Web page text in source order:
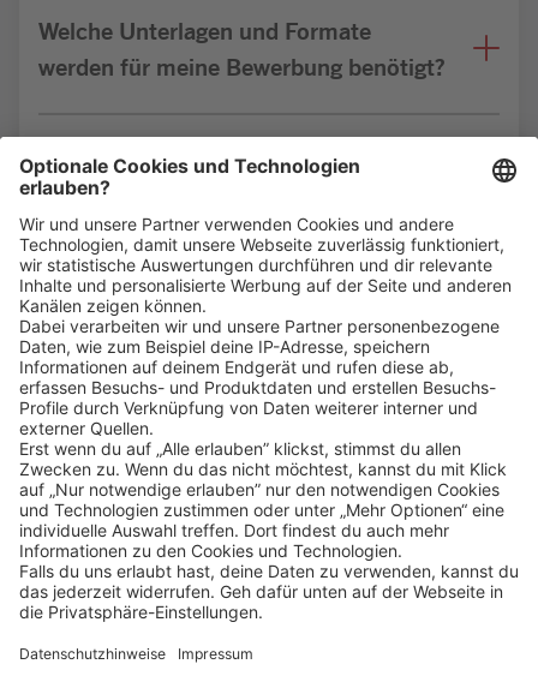
Welche Unterlagen und Formate
werden für meine Bewerbung benötigt?
Bin ich für die Stelle geeignet?
Klickehier, um alle offenen Jobs zu sehen.
Impressum Datenschutz
Privatsphäre-Einstellungen
FAQ
Veranstaltungen
Sitemap